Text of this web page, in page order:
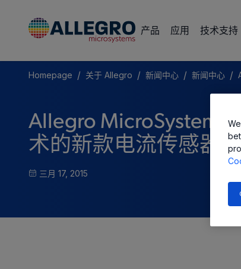
产品 应用 技术支持
Homepage / 关于 Allegro / 新闻中心 / 新闻中心 /
Allegro MicroSystems
术的新款电流传感器
三月 17, 2015